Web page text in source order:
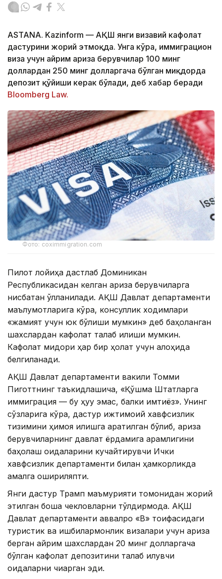
ASTANA. Kazinform — АҚШ янги визавий кафолат
дастурини жорий этмоқда. Унга кўра, иммиграцион
виза учун айрим ариза берувчилар 100 минг
доллардан 250 минг долларгача бўлган миқдорда
депозит қўйиши керак бўлади, деб хабар беради
Bloomberg Law.
Фото: coximmigration.com
Пилот лойиҳа дастлаб Доминикан
Республикасидан келган ариза берувчиларга
нисбатан қўлланилади. АҚШ Давлат департаменти
маълумотларига кўра, консуллик ходимлари
«жамият учун юк бўлиши мумкин» деб баҳоланган
шахслардан кафолат талаб қилиши мумкин.
Кафолат миқдори ҳар бир ҳолат учун алоҳида
белгиланади.
АҚШ Давлат департаменти вакили Томми
Пиготтнинг таъкидлашича, «Қўшма Штатларга
иммиграция — бу ҳуқуқ эмас, балки имтиёз». Унинг
сўзларига кўра, дастур ижтимоий хавфсизлик
тизимини ҳимоя қилишга қаратилган бўлиб, ариза
берувчиларнинг давлат ёрдамига қарамлигини
баҳолаш қоидаларини кучайтирувчи Ички
хавфсизлик департаменти билан ҳамкорликда
амалга ошириляпти.
Янги дастур Трамп маъмурияти томонидан жорий
этилган бошқа чекловларни тўлдирмоқда. АҚШ
Давлат департаменти аввалроқ «B» тоифасидаги
туристик ва ишбилармонлик визалари учун ариза
берган айрим шахслардан 20 минг долларгача
бўлган кафолат депозитини талаб қилувчи
қоидаларни чиқарган эди.